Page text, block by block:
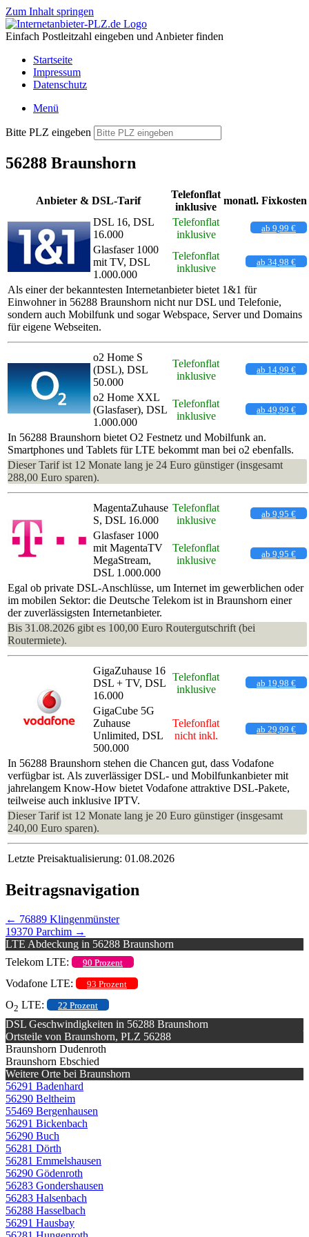
Zum Inhalt springen
Einfach Postleitzahl eingeben und Anbieter finden
Startseite
Impressum
Datenschutz
Menü
Bitte PLZ eingeben
56288 Braunshorn
Anbieter & DSL-Tarif
Telefonflat
inklusive
monatl. Fixkosten
DSL 16, DSL
16.000
Telefonflat
inklusive
ab 9,99 €
Glasfaser 1000
mit TV, DSL
1.000.000
Telefonflat
inklusive
ab 34,98 €
Als einer der bekanntesten Internetanbieter bietet 1&1 für
Einwohner in 56288 Braunshorn nicht nur DSL und Telefonie,
sondern auch Mobilfunk und sogar Webspace, Server und Domains
für eigene Webseiten.
o2 Home S
(DSL), DSL
50.000
Telefonflat
inklusive
ab 14,99 €
o2 Home XXL
(Glasfaser), DSL
1.000.000
Telefonflat
inklusive
ab 49,99 €
In 56288 Braunshorn bietet O2 Festnetz und Mobilfunk an.
Smartphones und Tablets für LTE bekommt man bei o2 ebenfalls.
Dieser Tarif ist 12 Monate lang je 24 Euro günstiger (insgesamt
288,00 Euro sparen).
MagentaZuhause
S, DSL 16.000
Telefonflat
inklusive
ab 9,95 €
Glasfaser 1000
mit MagentaTV
MegaStream,
DSL 1.000.000
Telefonflat
inklusive
ab 9,95 €
Egal ob private DSL-Anschlüsse, um Internet im gewerblichen oder
im mobilen Sektor: die Deutsche Telekom ist in Braunshorn einer
der zuverlässigsten Internetanbieter.
Bis 31.08.2026 gibt es 100,00 Euro Routergutschrift (bei
Routermiete).
GigaZuhause 16
DSL + TV, DSL
16.000
Telefonflat
inklusive
ab 19,98 €
GigaCube 5G
Zuhause
Unlimited, DSL
500.000
Telefonflat
nicht inkl.
ab 29,99 €
In 56288 Braunshorn stehen die Chancen gut, dass Vodafone
verfügbar ist. Als zuverlässiger DSL- und Mobilfunkanbieter mit
jahrelangem Know-How bietet Vodafone attraktive DSL-Pakete,
teilweise auch inklusive IPTV.
Dieser Tarif ist 12 Monate lang je 20 Euro günstiger (insgesamt
240,00 Euro sparen).
Letzte Preisaktualisierung: 01.08.2026
Beitragsnavigation
← 76889 Klingenmünster
19370 Parchim →
LTE Abdeckung in 56288 Braunshorn
Telekom LTE:
90 Prozent
Vodafone LTE: 93 Prozent
O2 LTE: 22 Prozent
DSL Geschwindigkeiten in 56288 Braunshorn
Ortsteile von Braunshorn, PLZ 56288
Braunshorn Dudenroth
Braunshorn Ebschied
Weitere Orte bei Braunshorn
56291 Badenhard
56290 Beltheim
55469 Bergenhausen
56291 Bickenbach
56290 Buch
56281 Dörth
56281 Emmelshausen
56290 Gödenroth
56283 Gondershausen
56283 Halsenbach
56288 Hasselbach
56291 Hausbay